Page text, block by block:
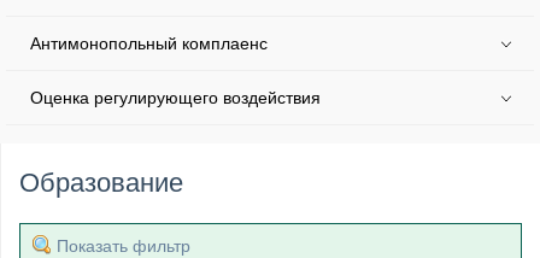
Антимонопольный комплаенс
Оценка регулирующего воздействия
Образование
Показать фильтр